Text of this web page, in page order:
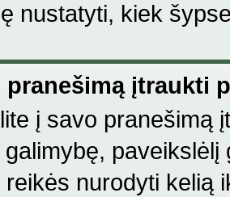
nustatyti, kiek
pranešimą įtraukti
į savo pranešimą
nurodyti kelią